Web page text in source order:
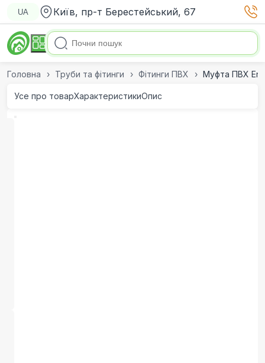
UA Київ, пр-т Берестейський, 67
Головна Труби та фітинги Фітинги ПВХ Муфта ПВХ Era
Усе про товарХарактеристикиОпис